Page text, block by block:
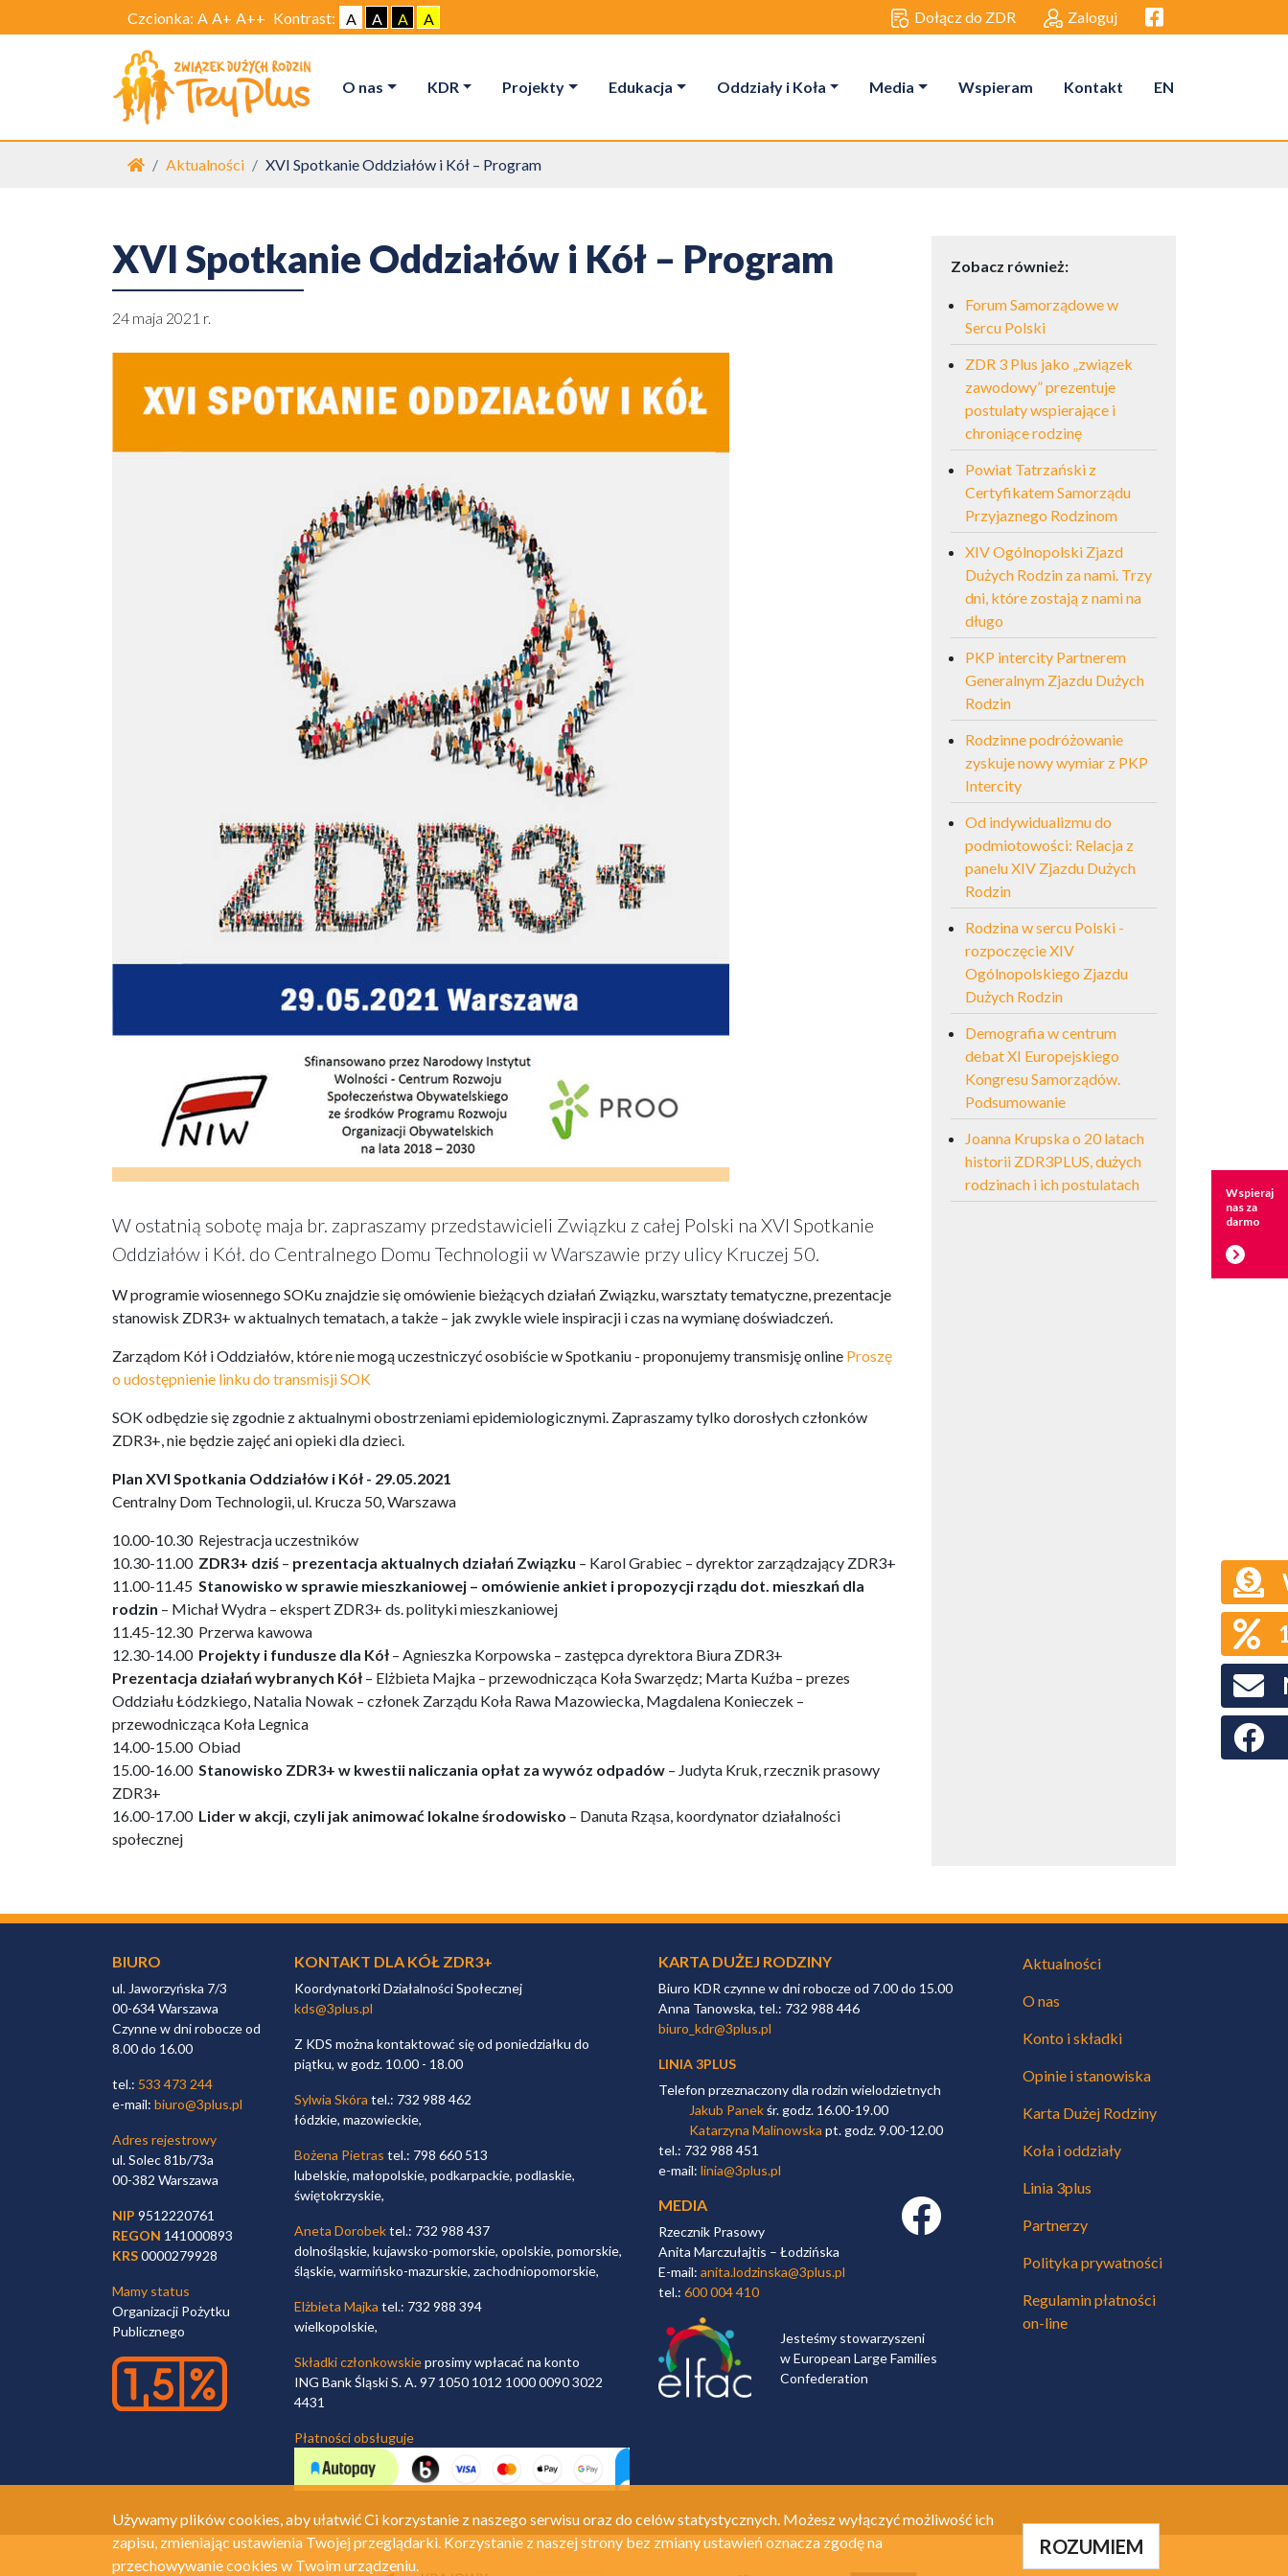
Czcionka: A A+ A++ Kontrast: A A A A Dołącz do ZDR Zaloguj Facebook link
O nas KDR Projekty Edukacja Oddziały i Koła Media Wspieram Kontakt EN
Strona główna
Aktualności XVI Spotkanie Oddziałów i Kół – Program
XVI Spotkanie Oddziałów i Kół – Program
24 maja 2021 r.
W ostatnią sobotę maja br. zapraszamy przedstawicieli Związku z całej Polski na XVI Spotkanie
Oddziałów i Kół. do Centralnego Domu Technologii w Warszawie przy ulicy Kruczej 50.
W programie wiosennego SOKu znajdzie się omówienie bieżących działań Związku, warsztaty tematyczne, prezentacje
stanowisk ZDR3+ w aktualnych tematach, a także – jak zwykle wiele inspiracji i czas na wymianę doświadczeń.
Zarządom Kół i Oddziałów, które nie mogą uczestniczyć osobiście w Spotkaniu - proponujemy transmisję online Proszę
o udostępnienie linku do transmisji SOK
SOK odbędzie się zgodnie z aktualnymi obostrzeniami epidemiologicznymi. Zapraszamy tylko dorosłych członków
ZDR3+, nie będzie zajęć ani opieki dla dzieci.
Plan XVI Spotkania Oddziałów i Kół - 29.05.2021
Centralny Dom Technologii, ul. Krucza 50, Warszawa
10.00-10.30 Rejestracja uczestników
10.30-11.00 ZDR3+ dziś – prezentacja aktualnych działań Związku – Karol Grabiec – dyrektor zarządzający ZDR3+
11.00-11.45 Stanowisko w sprawie mieszkaniowej – omówienie ankiet i propozycji rządu dot. mieszkań dla
rodzin – Michał Wydra – ekspert ZDR3+ ds. polityki mieszkaniowej
11.45-12.30 Przerwa kawowa
12.30-14.00 Projekty i fundusze dla Kół – Agnieszka Korpowska – zastępca dyrektora Biura ZDR3+
Prezentacja działań wybranych Kół – Elżbieta Majka – przewodnicząca Koła Swarzędz; Marta Kuźba – prezes
Oddziału Łódzkiego, Natalia Nowak – członek Zarządu Koła Rawa Mazowiecka, Magdalena Konieczek –
przewodnicząca Koła Legnica
14.00-15.00 Obiad
15.00-16.00 Stanowisko ZDR3+ w kwestii naliczania opłat za wywóz odpadów – Judyta Kruk, rzecznik prasowy
ZDR3+
16.00-17.00 Lider w akcji, czyli jak animować lokalne środowisko – Danuta Rząsa, koordynator działalności
społecznej
Zobacz również:
Forum Samorządowe w
Sercu Polski
ZDR 3 Plus jako „związek
zawodowy” prezentuje
postulaty wspierające i
chroniące rodzinę
Powiat Tatrzański z
Certyfikatem Samorządu
Przyjaznego Rodzinom
XIV Ogólnopolski Zjazd
Dużych Rodzin za nami. Trzy
dni, które zostają z nami na
długo
PKP intercity Partnerem
Generalnym Zjazdu Dużych
Rodzin
Rodzinne podróżowanie
zyskuje nowy wymiar z PKP
Intercity
Od indywidualizmu do
podmiotowości: Relacja z
panelu XIV Zjazdu Dużych
Rodzin
Rodzina w sercu Polski -
rozpoczęcie XIV
Ogólnopolskiego Zjazdu
Dużych Rodzin
Demografia w centrum
debat XI Europejskiego
Kongresu Samorządów.
Podsumowanie
Joanna Krupska o 20 latach
historii ZDR3PLUS, dużych
rodzinach i ich postulatach
BIURO
ul. Jaworzyńska 7/3
00-634 Warszawa
Czynne w dni robocze od
8.00 do 16.00
tel.: 533 473 244
e-mail: biuro@3plus.pl
Adres rejestrowy
ul. Solec 81b/73a
00-382 Warszawa
NIP 9512220761
REGON 141000893
KRS0000279928
Mamy status
Organizacji Pożytku
Publicznego
KONTAKT DLA KÓŁ ZDR3+
Koordynatorki Działalności Społecznej
kds@3plus.pl
Z KDS można kontaktować się od poniedziałku do
piątku, w godz. 10.00 - 18.00
Sylwia Skóra tel.: 732 988 462
łódzkie, mazowieckie,
Bożena Pietras tel.: 798 660 513
lubelskie, małopolskie, podkarpackie, podlaskie,
świętokrzyskie,
Aneta Dorobektel.: 732 988 437
dolnośląskie, kujawsko-pomorskie, opolskie, pomorskie,
śląskie, warmińsko-mazurskie, zachodniopomorskie,
Elżbieta Majka tel.: 732 988 394
wielkopolskie,
Składki członkowskieprosimy wpłacać na konto
ING Bank Śląski S. A. 97 1050 1012 1000 0090 3022
4431
Płatności obsługuje
KARTA DUŻEJ RODZINY
Biuro KDR czynne w dni robocze od 7.00 do 15.00
Anna Tanowska, tel.: 732 988 446
biuro_kdr@3plus.pl
LINIA 3PLUS
Telefon przeznaczony dla rodzin wielodzietnych
Jakub Panekśr. godz. 16.00-19.00
Katarzyna Malinowska pt. godz. 9.00-12.00
tel.: 732 988 451
e-mail: linia@3plus.pl
MEDIA
Rzecznik Prasowy
Anita Marczułajtis – Łodzińska
E-mail: anita.lodzinska@3plus.pl
tel.: 600 004 410
Facebook link
Jesteśmy stowarzyszeni
w European Large Families
Confederation
Aktualności
O nas
Konto i składki
Opinie i stanowiska
Karta Dużej Rodziny
Koła i oddziały
Linia 3plus
Partnerzy
Polityka prywatności
Regulamin płatności
on-line
Używamy plików cookies, aby ułatwić Ci korzystanie z naszego serwisu oraz do celów statystycznych. Możesz wyłączyć możliwość ich
zapisu, zmieniając ustawienia Twojej przeglądarki. Korzystanie z naszej strony bez zmiany ustawień oznacza zgodę na
przechowywanie cookies w Twoim urządzeniu.
ROZUMIEM
Wspieraj
nas za
darmo